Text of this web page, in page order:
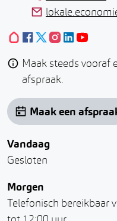
E-mail
HoplrOmgeving - lokale
FacebookOmgeving
X (Twitter)
Instagram
LinkedIn
YouTube
Maak steeds vooraf
afspraak.
Maak een
Vandaag
Gesloten
Morgen
Telefonisch bereikbaar